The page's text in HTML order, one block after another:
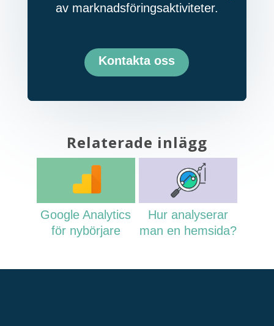
av marknadsföringsaktiviteter.
Kontakta oss
Relaterade inlägg
Google Analytics
för nybörjare
Hur analyserar
man en hemsida?